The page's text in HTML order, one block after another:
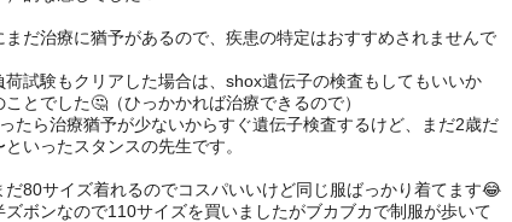
まだ治療に猶予があるので、疾患の特定はおすすめされませんで
荷試験もクリアした場合は、shox遺伝子の検査もしてもいいか
ことでした🤔（ひっかかれば治療できるので）
たら治療猶予が少ないからすぐ遺伝子検査するけど、まだ2歳だ
いったスタンスの先生です。
だ80サイズ着れるのでコスパいいけど同じ服ばっかり着てます😂
ズボンなので110サイズを買いましたがブカブカで制服が歩いて